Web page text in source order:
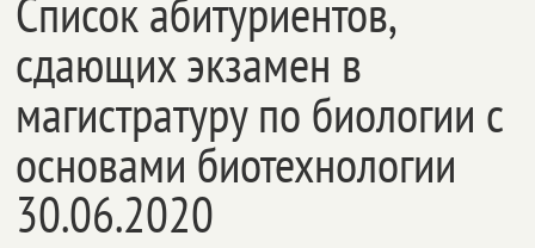
Список абитуриентов,
сдающих экзамен в
магистратуру по биологии с
основами биотехнологии
30.06.2020